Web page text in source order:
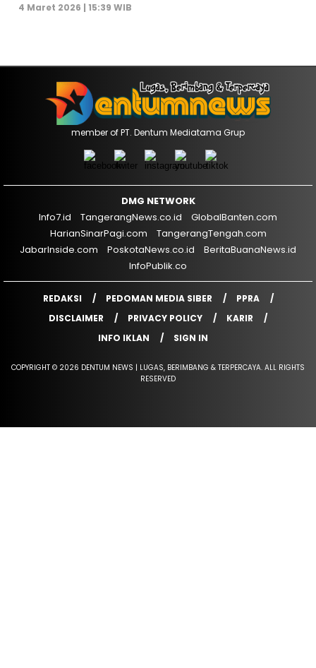
4 Maret 2026 | 15:39 WIB
member of PT. Dentum Mediatama Grup
DMG NETWORK
Info7.id
TangerangNews.co.id
GlobalBanten.com
HarianSinarPagi.com
TangerangTengah.com
JabarInside.com
PoskotaNews.co.id
BeritaBuanaNews.id
InfoPublik.co
REDAKSI PEDOMAN MEDIA SIBER
PPRA
DISCLAIMER
PRIVACY POLICY
KARIR
INFO IKLAN
SIGN IN
COPYRIGHT © 2026 DENTUM NEWS | LUGAS, BERIMBANG & TERPERCAYA. ALL RIGHTS
RESERVED